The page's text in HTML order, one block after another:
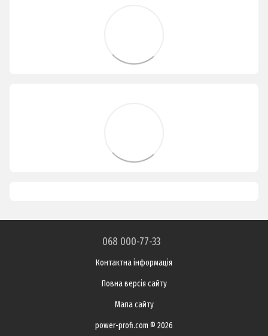
068 000-77-33
Контактна інформація
Повна версія сайту
Мапа сайту
power-profi.com © 2026